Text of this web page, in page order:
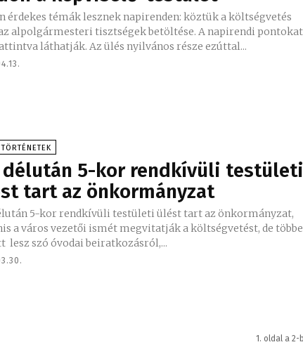
érdekes témák lesznek napirenden: köztük a költségvetés
tisztségek betöltése. A napirendi pontokat
láthatják. Az ülés nyilvános része ezúttal...
délután 5-kor rendkívüli
tart az önkormányzat
5-kor rendkívüli testületi ülést tart az önkormányzat,
a város vezetői ismét megvitatják a költségvetést, de
lesz szó óvodai beiratkozásról,...
1. oldal a 2-